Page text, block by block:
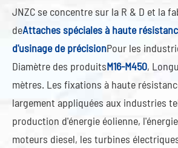
JNZC se concentre sur la R & D et la
deAttaches spéciales à haute
d'usinage de précisionPour les
Diamètre des produitsM16-M450,
mètres. Les fixations à haute
largement appliquées aux industries
production d'énergie éolienne,
moteurs diesel, les turbines